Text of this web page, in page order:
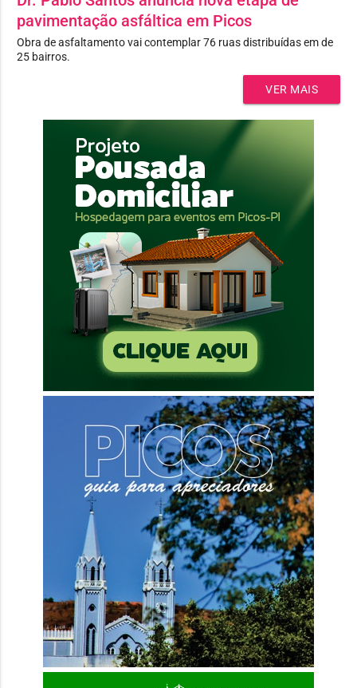
pavimentação asfáltica em Picos
Obra de asfaltamento vai contemplar 76 ruas distribuídas em de
25 bairros.
VER MAIS